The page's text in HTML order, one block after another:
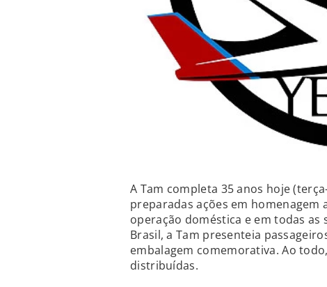
A Tam completa 35 anos hoje
preparadas ações em homenagem
operação doméstica e em todas
Brasil, a Tam presenteia
embalagem comemorativa. Ao
distribuídas.